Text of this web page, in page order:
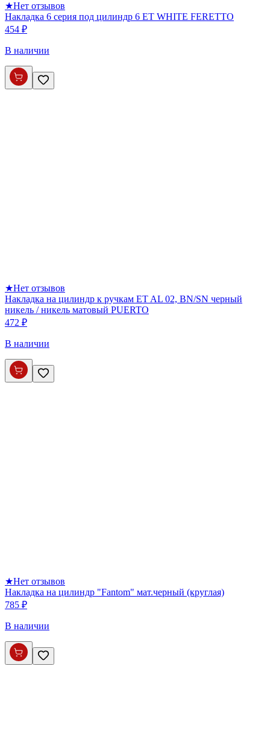
★Нет отзывов
Накладка 6 серия под цилиндр 6 ET WHITE FERETTO
454 ₽
В наличии
★Нет отзывов
Накладка на цилиндр к ручкам ET AL 02, BN/SN черный
никель / никель матовый PUERTO
472 ₽
В наличии
★Нет отзывов
Накладка на цилиндр "Fantom" мат.черный (круглая)
785 ₽
В наличии